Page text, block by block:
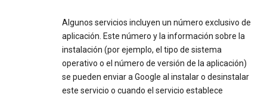
Algunos servicios incluyen un número exclusivo de
aplicación. Este número y la información sobre la
instalación (por ejemplo, el tipo de sistema
operativo o el número de versión de la aplicación)
se pueden enviar a Google al instalar o desinstalar
este servicio o cuando el servicio establece